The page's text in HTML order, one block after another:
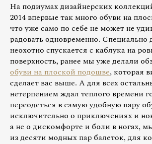
На подиумах дизайнерских
2014 впервые так много обуви на
что уже само по себе не может не
радовать одновременно. Специально
неохотно спускается с каблука на
поверхность, ранее мы уже делали
обуви на плоской подошве, которая
сделает вас выше. А для всех
нетерпением ждал теплого времени
переодеться в самую удобную пару
исключительно о приключениях и
а не о дискомфорте и боли в ногах,
из десяти модных пар балеток, для